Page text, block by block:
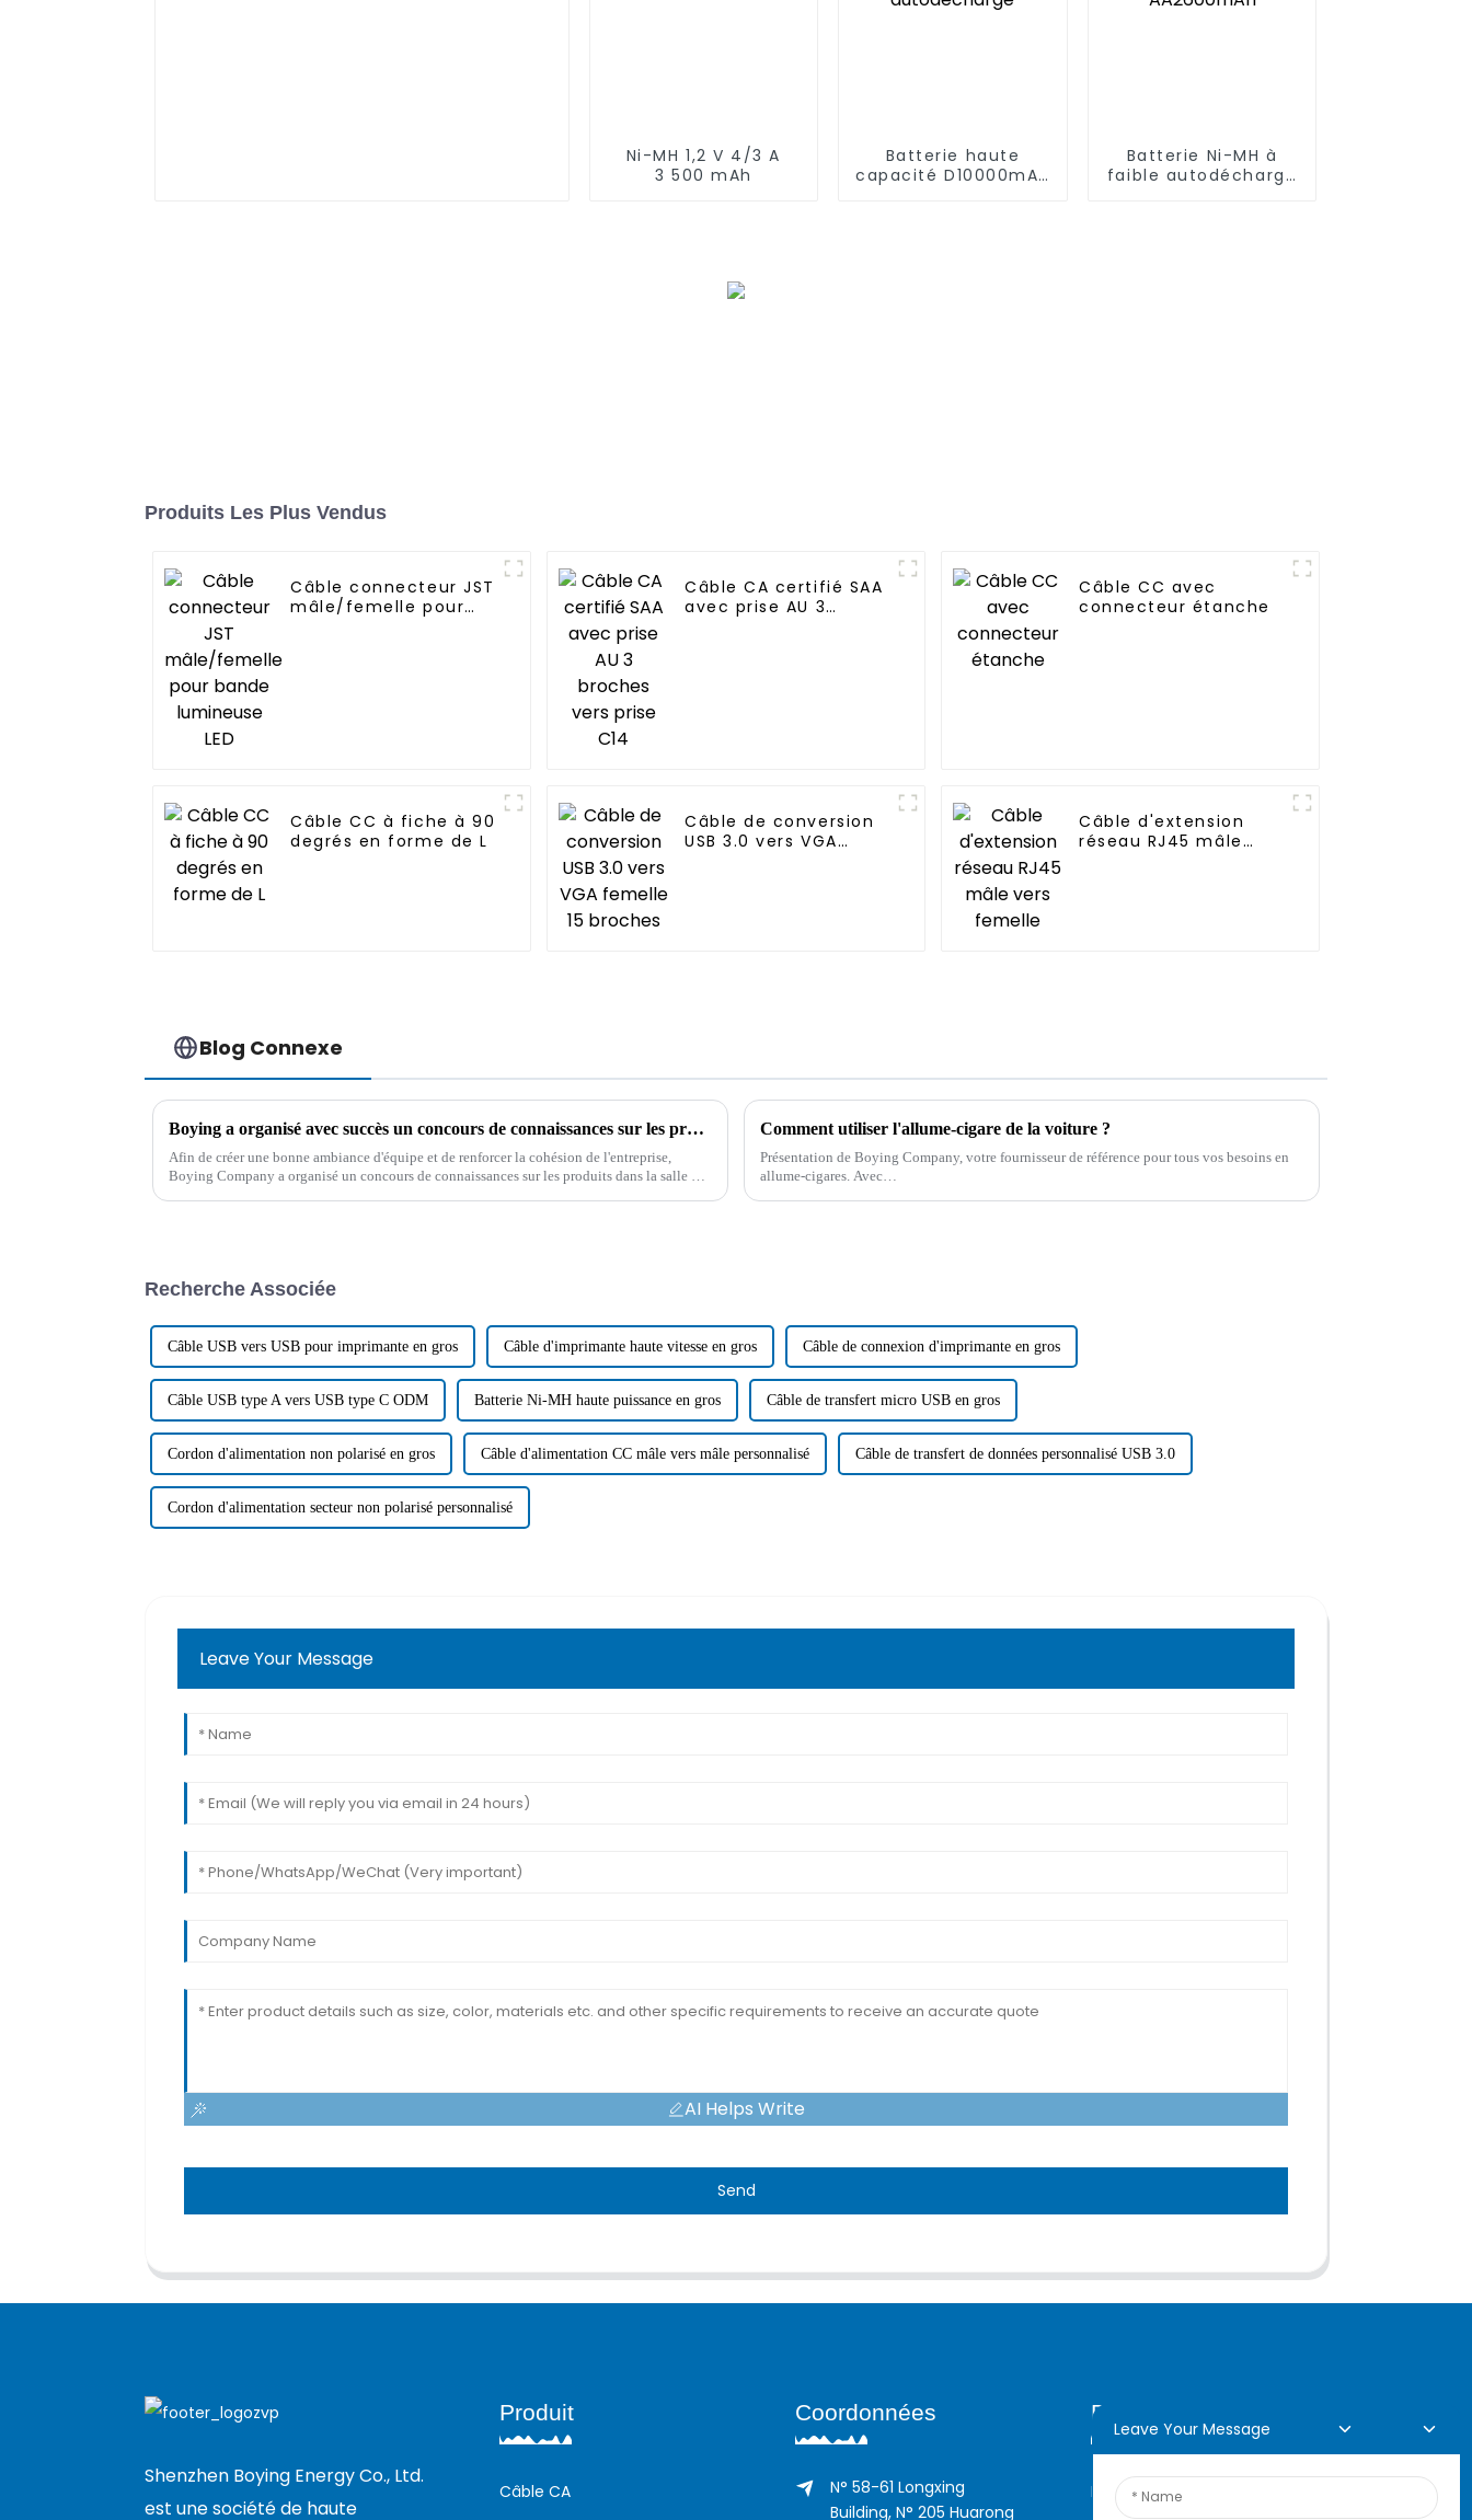
Ni-MH 1,2 V 4/3 A
3 500 mAh
Batterie haute
capacité D10000mAh
Batterie Ni-MH à
faible autodécharge
Produits Les Plus Vendus
Câble connecteur JST
mâle/femelle pour
Câble CA certifié SAA
avec prise AU 3
Câble CC avec
connecteur étanche
Câble CC à fiche à 90
degrés en forme de L
Câble de conversion
USB 3.0 vers VGA
Câble d'extension
réseau RJ45 mâle
Blog Connexe
Boying a organisé avec succès un concours de connaissances sur les produits
Afin de créer une bonne ambiance d'équipe et de renforcer la cohésion de l'entreprise,
Boying Company a organisé un concours de connaissances sur les produits dans la salle de
Comment utiliser l'allume-cigare de la voiture ?
Présentation de Boying Company, votre fournisseur de référence pour tous vos besoins en
allume-cigares. Avec…
Recherche Associée
Câble USB vers USB pour imprimante en gros Câble d'imprimante haute vitesse en gros Câble de connexion d'imprimante en gros
Câble USB type A vers USB type C ODM Batterie Ni-MH haute puissance en gros Câble de transfert micro USB en gros
Cordon d'alimentation non polarisé en gros Câble d'alimentation CC mâle vers mâle personnalisé Câble de transfert de données personnalisé USB 3.0
Cordon d'alimentation secteur non polarisé personnalisé
Leave Your Message
AI Helps Write
Send
Shenzhen Boying Energy Co., Ltd.
est une société de haute
Produit
Câble CA
Coordonnées
N° 58-61 Longxing
Building, N° 205 Huarong
Demande En Ligne
Pour toute demande de
Leave Your Message